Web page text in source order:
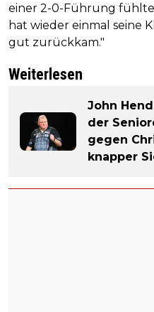
einer 2-0-Führung fühlte
hat wieder einmal seine
gut zurückkam."
Weiterlesen
John
der
gegen
knapper